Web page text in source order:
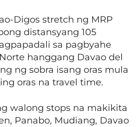
Digos stretch ng MRP
distansyang 105
sa pagbyahe
hanggang Davao del
ng sobra isang oras mula
oras na travel time.
walong stops na makikita
Panabo, Mudiang, Davao